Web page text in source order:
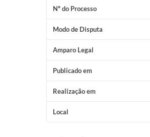
Nº do Processo
Modo de Disputa
Amparo Legal
Publicado em
Realização em
Local